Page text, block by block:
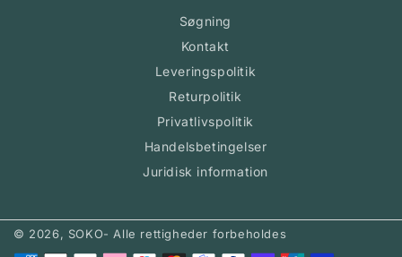
Søgning
Kontakt
Leveringspolitik
Returpolitik
Privatlivspolitik
Handelsbetingelser
Juridisk information
© 2026, SOKO- Alle rettigheder forbeholdes